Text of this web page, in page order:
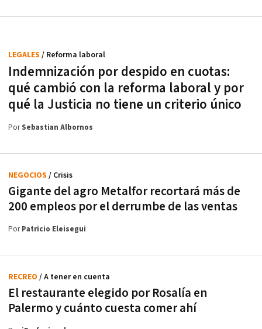
Indemnización por despido en cuotas:
qué cambió con la reforma laboral y por
qué la Justicia no tiene un criterio único
LEGALES / Reforma laboral
PorSebastian Albornos
Gigante del agro Metalfor recortará más de
200 empleos por el derrumbe de las ventas
NEGOCIOS / Crisis
PorPatricio Eleisegui
El restaurante elegido por Rosalía en
Palermo y cuánto cuesta comer ahí
RECREO / A tener en cuenta